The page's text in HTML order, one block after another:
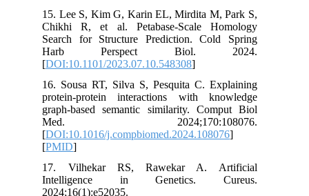
15. Lee S, Kim G, Karin EL, Mirdita M, Park S,
Chikhi R, et al. Petabase-Scale Homology
Search for Structure Prediction. Cold Spring
Harb Perspect Biol. 2024.
[DOI:10.1101/2023.07.10.548308
16. Sousa RT, Silva S, Pesquita C. Explaining
protein-protein interactions with knowledge
graph-based semantic similarity. Comput Biol
Med. 2024;170:108076.
[DOI:10.1016/j.compbiomed.2024.108076
[PMID
17. Vilhekar RS, Rawekar A. Artificial
Intelligence in Genetics. Cureus.
2024;16(1):e52035.